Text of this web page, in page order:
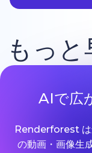
もっと
AIで広
Renderforest は
の動画・画像生